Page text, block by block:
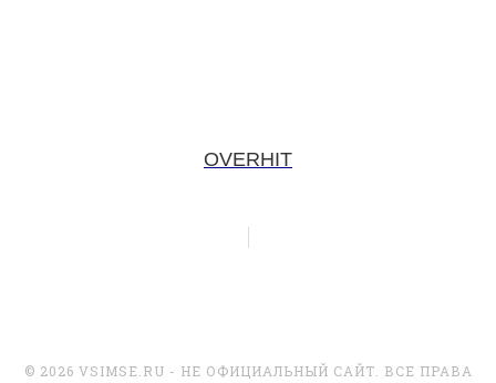
OVERHIT
© 2026 VSIMSE.RU - НЕ ОФИЦИАЛЬНЫЙ САЙТ. ВСЕ ПРАВА